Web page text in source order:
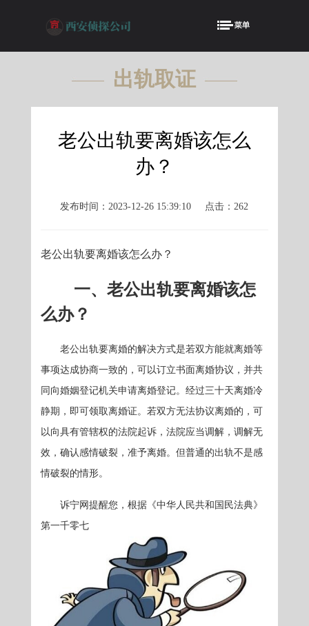
出轨取证
OFFER
老公出轨要离婚该怎么
办？
发布时间：2023-12-26 15:39:10 点击：262
老公出轨要离婚该怎么办？
一、老公出轨要离婚该怎
么办？
老公出轨要离婚的解决方式是若双方能就离婚等
事项达成协商一致的，可以订立书面离婚协议，并共
同向婚姻登记机关申请离婚登记。经过三十天离婚冷
静期，即可领取离婚证。若双方无法协议离婚的，可
以向具有管辖权的法院起诉，法院应当调解，调解无
效，确认感情破裂，准予离婚。但普通的出轨不是感
情破裂的情形。
诉宁网提醒您，根据《中华人民共和国民法典》
第一千零七